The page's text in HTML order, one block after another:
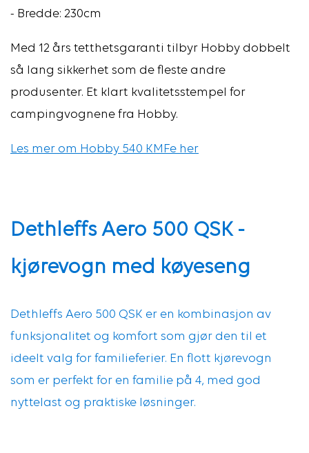
- Bredde: 230cm
Med 12 års tetthetsgaranti tilbyr Hobby dobbelt
så lang sikkerhet som de fleste andre
produsenter. Et klart kvalitetsstempel for
campingvognene fra Hobby.
Les mer om Hobby 540 KMFe her
Dethleffs Aero 500 QSK -
kjørevogn med køyeseng
Dethleffs Aero 500 QSK er en kombinasjon av
funksjonalitet og komfort som gjør den til et
ideelt valg for familieferier. En flott kjørevogn
som er perfekt for en familie på 4, med god
nyttelast og praktiske løsninger.